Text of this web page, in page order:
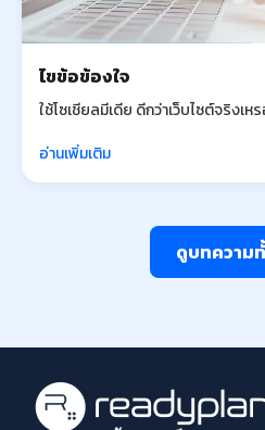
ไขข้อข้องใจ
ใช้โซเชียลมีเดีย ดีกว่าเว็บไซต์จริงเห
อ่านเพิ่มเติม
ดูบทความ